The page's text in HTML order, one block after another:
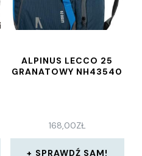
ALPINUS LECCO 25
GRANATOWY NH43540
168,00ZŁ
SPRAWDŹ SAM!